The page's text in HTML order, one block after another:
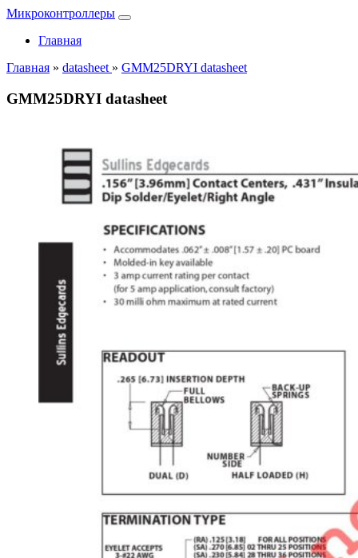
Микроконтроллеры
Главная
Главная » datasheet » GMM25DRYI datasheet
GMM25DRYI datasheet